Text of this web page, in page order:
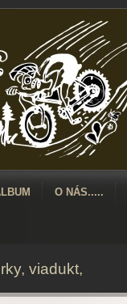
O NÁS.....
viadukt,